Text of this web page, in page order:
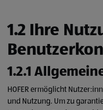
1.2 Ihre
1.2.1
HOFER ermöglicht
und Nutzung. Um zu